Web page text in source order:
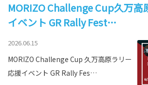
MORIZO Challenge Cup久万高
イベント GR Rally Fest…
2026.06.15
MORIZO Challenge Cup 久万高原ラリー
応援イベント GR Rally Fes…